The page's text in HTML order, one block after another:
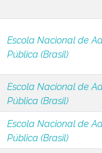
Escola Nacional de
Pública (Brasil)
Escola Nacional de
Pública (Brasil)
Escola Nacional de
Pública (Brasil)